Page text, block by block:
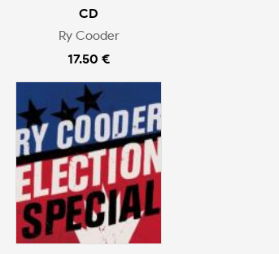
CD
Ry Cooder
17.50 €